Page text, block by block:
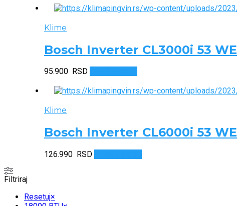
Klime
Bosch Inverter CL3000i 53 WE
95.900 RSD
Klime
Bosch Inverter CL6000i 53 WE
126.990 RSD
Filtriraj
Resetuj×